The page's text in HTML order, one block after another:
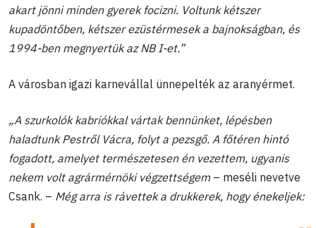
akart jönni minden gyerek focizni. Voltunk kétszer
kupadöntőben, kétszer ezüstérmesek a bajnokságban, és
1994-ben megnyertük az NB I-et.”
A városban igazi karnevállal ünnepelték az aranyérmet.
„A szurkolók kabriókkal vártak bennünket, lépésben
haladtunk Pestről Vácra, folyt a pezsgő. A főtéren hintó
fogadott, amelyet természetesen én vezettem, ugyanis
nekem volt agrármérnöki végzettségem – meséli nevetve
Csank. – Még arra is rávettek a drukkerek, hogy énekeljek: